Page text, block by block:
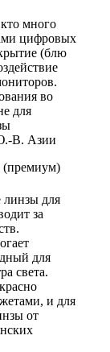
много
цифровых
(блю
во
для
В. Азии
(премиум)
линзы для
за
для
света.
и для
от